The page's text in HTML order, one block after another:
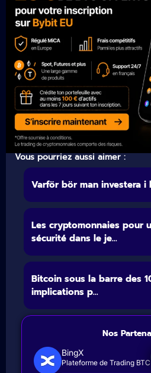
Vous pourriez aussi aimer :
Varför bör man investera i
Les cryptomonnaies pour
sécurité dans le je...
Bitcoin sous la barre des
implications p...
Nos
BingX
Plateforme de Trading BTC